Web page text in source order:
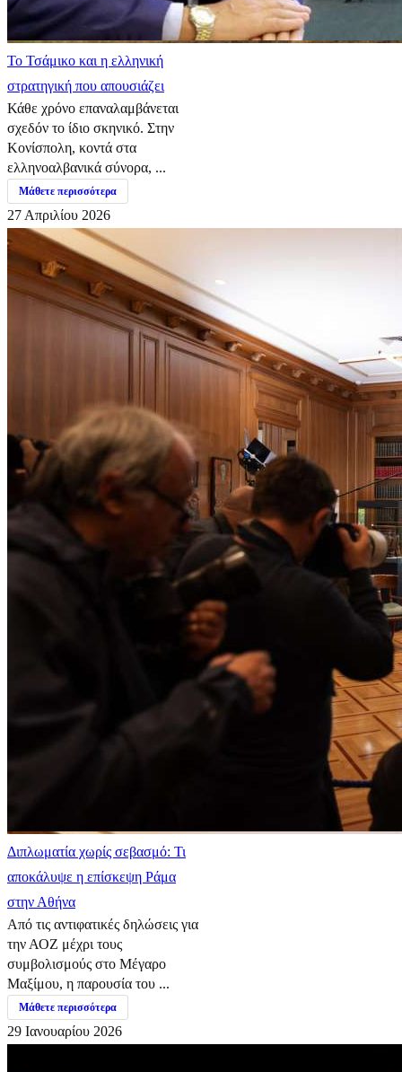
​Το Τσάμικο και η ελληνική
στρατηγική που απουσιάζει
Κάθε χρόνο επαναλαμβάνεται
σχεδόν το ίδιο σκηνικό. Στην
Κονίσπολη, κοντά στα
ελληνοαλβανικά σύνορα, ...
Μάθετε περισσότερα
27 Απριλίου 2026
Διπλωματία χωρίς σεβασμό: Τι
αποκάλυψε η επίσκεψη Ράμα
στην Αθήνα
Από τις αντιφατικές δηλώσεις για
την ΑΟΖ μέχρι τους
συμβολισμούς στο Μέγαρο
Μαξίμου, η παρουσία του ...
Μάθετε περισσότερα
29 Ιανουαρίου 2026